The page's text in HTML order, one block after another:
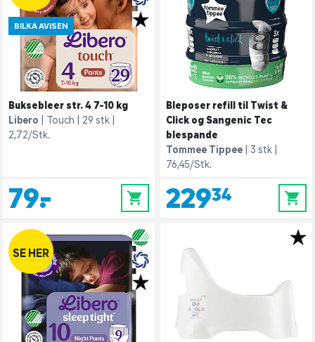
BILKA AVISEN
Buksebleer str. 4 7-10 kg
Libero
Touch
29 stk
2,72/Stk.
79,- 0
Bleposer refill til Twist &
Click og Sangenic Tec
blespande
Tommee Tippee
3 stk
76,45/Stk.
229,34 0
SE HER